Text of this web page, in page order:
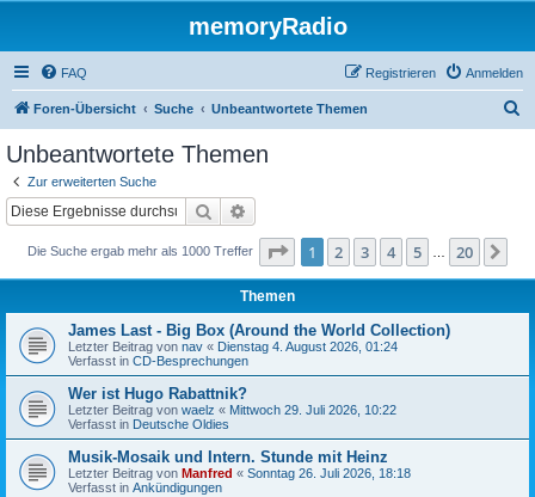
memoryRadio
FAQ Anmelden
Registrieren
Foren-Übersicht Suche Unbeantwortete Themen
Unbeantwortete Themen
Zur erweiterten Suche
Suche
Die Suche ergab mehr als 1000 Treffer Seite 1von 20
1 2 3 4 5 20
Themen
James Last - Big Box (Around the World Collection)
Letzter Beitrag von nav « Dienstag 4. August 2026, 01:24
Verfasst in CD-Besprechungen
Wer ist Hugo Rabattnik?
Letzter Beitrag von waelz « Mittwoch 29. Juli 2026, 10:22
Verfasst in Deutsche Oldies
Musik-Mosaik und Intern. Stunde mit Heinz
Letzter Beitrag von Manfred « Sonntag 26. Juli 2026, 18:18
Verfasst in Ankündigungen